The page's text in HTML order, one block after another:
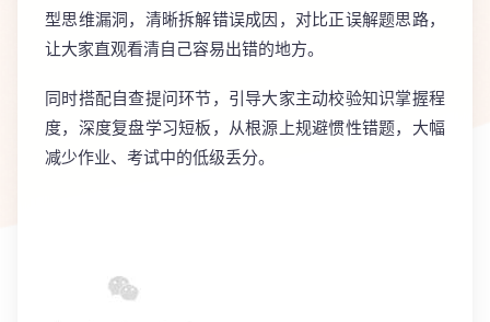
型思维漏洞 ，清晰拆解错误成因，对比正误解题思路，
让大家直观看清自己容易出错的地方。
同时搭配自查提问环节，引导大家主动校验知识掌握程
度，深度复盘学习短板，从根源上规避惯性错题，大幅
减少作业、考试中的低级丢分。